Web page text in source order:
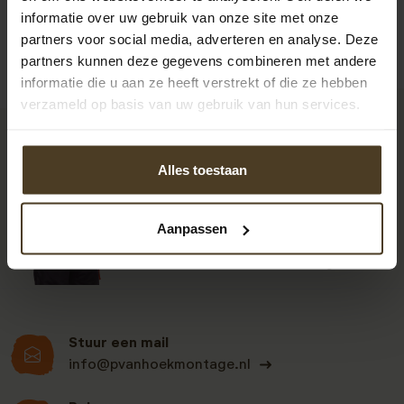
informatie over uw gebruik van onze site met onze
partners voor social media, adverteren en analyse. Deze
partners kunnen deze gegevens combineren met andere
informatie die u aan ze heeft verstrekt of die ze hebben
verzameld op basis van uw gebruik van hun services.
Alles toestaan
Aanpassen
Stuur een mail
info@pvanhoekmontage.nl
9
Klanten beoordelen